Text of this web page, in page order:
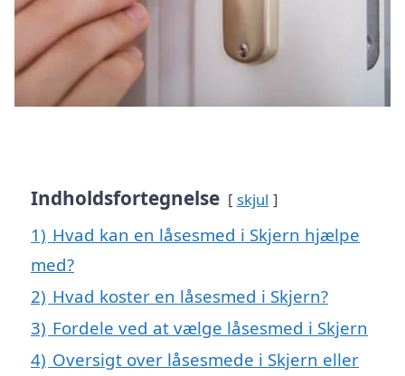
Indholdsfortegnelse skjul
1) Hvad kan en låsesmed i Skjern hjælpe
med?
2) Hvad koster en låsesmed i Skjern?
3) Fordele ved at vælge låsesmed i Skjern
4) Oversigt over låsesmede i Skjern eller